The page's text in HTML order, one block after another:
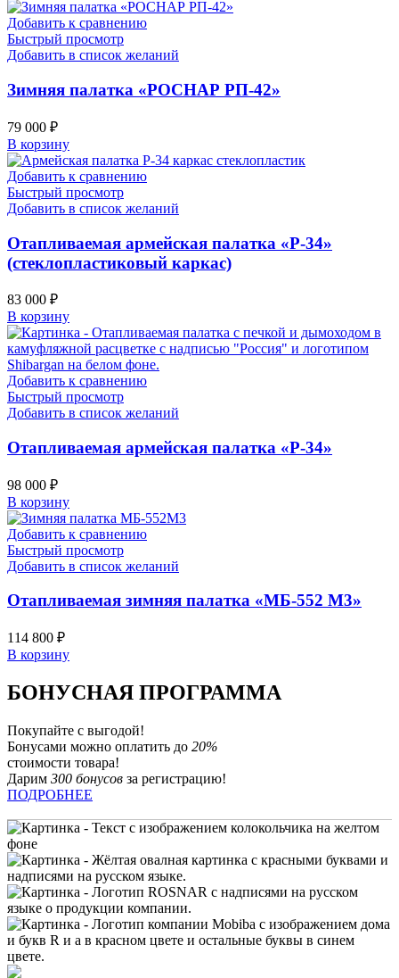
Добавить к сравнению
Быстрый просмотр
Добавить в список желаний
Зимняя палатка «РОСНАР РП-42»
79 000 ₽
В корзину
Добавить к сравнению
Быстрый просмотр
Добавить в список желаний
Отапливаемая армейская палатка «Р-34»
(стеклопластиковый каркас)
83 000 ₽
В корзину
Добавить к сравнению
Быстрый просмотр
Добавить в список желаний
Отапливаемая армейская палатка «Р-34»
98 000 ₽
В корзину
Добавить к сравнению
Быстрый просмотр
Добавить в список желаний
Отапливаемая зимняя палатка «МБ-552 М3»
114 800 ₽
В корзину
БОНУСНАЯ ПРОГРАММА
Покупайте с выгодой!
Бонусами можно оплатить до 20%
стоимости товара!
Дарим 300 бонусов за регистрацию!
ПОДРОБНЕЕ